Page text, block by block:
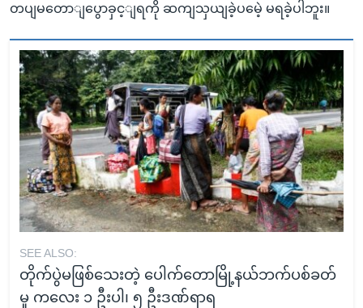
တပျမတောျပွောခှင့ျရကို ဆကျသှယျခဲ့ပမေဲ့ မရခဲ့ပါဘူး။
SEE ALSO:
တိုက်ပွဲမဖြစ်သေးတဲ့ ပေါက်တောမြို့နယ်ဘက်ပစ်ခတ်
မှု ကလေး ၁ ဦးပါ၊ ၅ ဦးဒဏ်ရာရ